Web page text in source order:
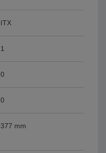
ITX
1
0
0
377 mm